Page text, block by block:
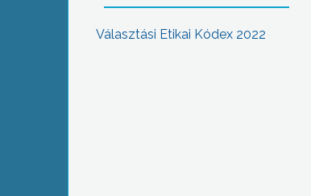
Választási Etikai Kódex 2022